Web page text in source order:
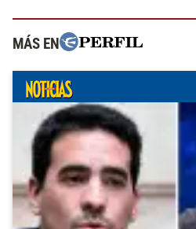
MÁS EN